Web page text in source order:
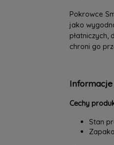
Pokrowce
jako
chroni go
Cechy
Stan